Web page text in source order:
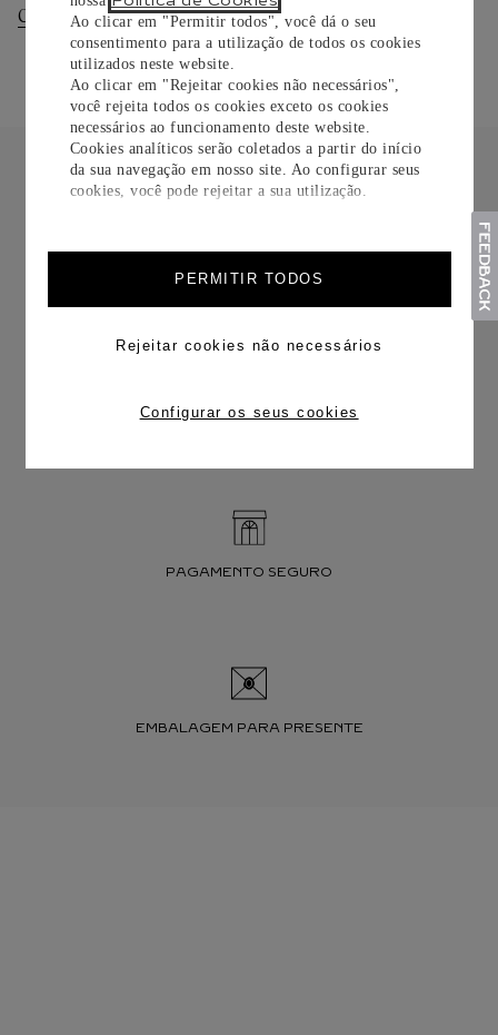
Ao clicar em "Permitir todos", você dá o seu
consentimento para a utilização de todos os cookies
utilizados neste website.
Ao clicar em "Rejeitar cookies não necessários",
você rejeita todos os cookies exceto os cookies
necessários ao funcionamento deste website.
Cookies analíticos serão coletados a partir do início
da sua navegação em nosso site. Ao configurar seus
cookies, você pode rejeitar a sua utilização.
PERMITIR TODOS
Rejeitar cookies não necessários
Configurar os seus cookies
Consultar Entregas Consultar Devoluções
TROCAS E DEVOLUÇÕES
PAGAMENTO SEGURO
EMBALAGEM PARA PRESENTE